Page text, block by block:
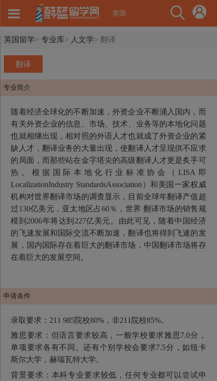
英国
英国留学> 专业库> 人文学> 翻译
翻译
专业简介
随着经济全球化的不断加速，外资企业不断涌入国内，而
有关外资企业的信息、市场、技术、业务等的本地化问题
也就相继出现，相对照的外语人才也就成了外资企业的紧
缺人才，翻译业务的大量出现，使翻译人才呈现供不应求
的局面，而那些站在金字塔尖的高级翻译人才更是炙手可
热。根据国际本地化行业标准协会（LISA即
LocalizationIndustry StandardsAssociation）和美国一家权威
机构对世界翻译市场的调查显示，目前全球年翻译产值超
过130亿美元，亚太地区占60％，世界 翻译市场的销售规
模到2006年将达到227亿美元。由此可见，随着中国经济
的飞速发展和国际交流不断加速，翻译也将得到飞速的发
展，国内国际存在着巨大的翻译市场，中国翻译市场将存
在着巨大的发展空间。
申请条件
录取要求：211 985院校80%，非211院校85%。
雅思要求：但语言要求较高，一般学校要求雅思7.0分，
单项要求各有不同。还有个别学校会要求7.5分，如纽卡
斯尔大学，赫瑞瓦特大学。
背景要求：本科专业要求较低，任何专业都可以尝试申